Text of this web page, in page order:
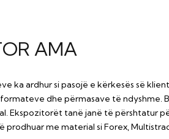
AMA
ka ardhur si pasojë e kërkesës së
dhe përmasave të ndyshme.
Ekspozitorët tanë janë të përshtatur
prodhuar me material si Forex,